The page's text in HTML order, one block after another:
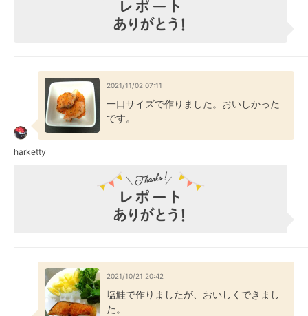
2021/11/02 07:11
一口サイズで作りました。おいしかった
です。
harketty
2021/10/21 20:42
塩鮭で作りましたが、おいしくできまし
た。